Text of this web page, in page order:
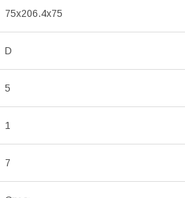
75x206.4x75
D
5
1
7